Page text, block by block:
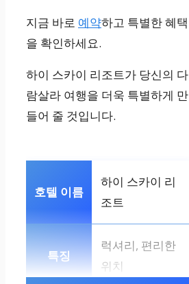
지금 바로 예약하고 특별한 혜택
을 확인하세요.
하이 스카이 리조트가 당신의 다
람살라 여행을 더욱 특별하게 만
들어 줄 것입니다.
하이 스카이 리
조트
럭셔리, 편리한
위치